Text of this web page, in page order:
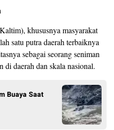
khususnya masyarakat
satu putra daerah terbaiknya
sebagai seorang seniman
daerah dan skala nasional.
Buaya Saat